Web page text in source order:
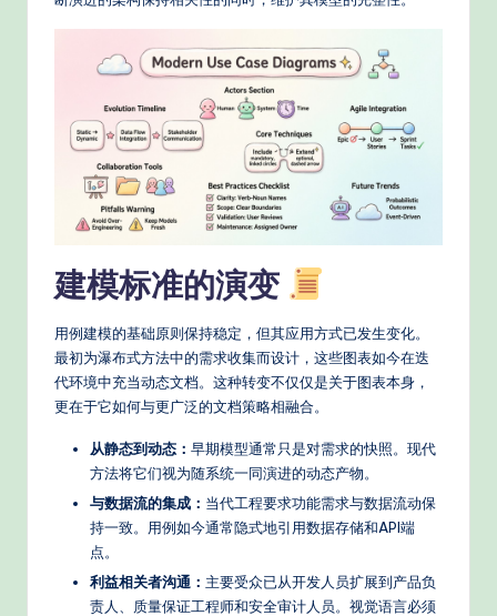
W
建模标准的演变
用例建模的基础原则保持稳定，但其应用方式已发生变化。
最初为瀑布式方法中的需求收集而设计，这些图表如今在迭
代环境中充当动态文档。这种转变不仅仅是关于图表本身，
更在于它如何与更广泛的文档策略相融合。
从静态到动态： 早期模型通常只是对需求的快照。现代
方法将它们视为随系统一同演进的动态产物。
与数据流的集成： 当代工程要求功能需求与数据流动保
持一致。用例如今通常隐式地引用数据存储和API端
点。
利益相关者沟通： 主要受众已从开发人员扩展到产品负
责人、质量保证工程师和安全审计人员。视觉语言必须